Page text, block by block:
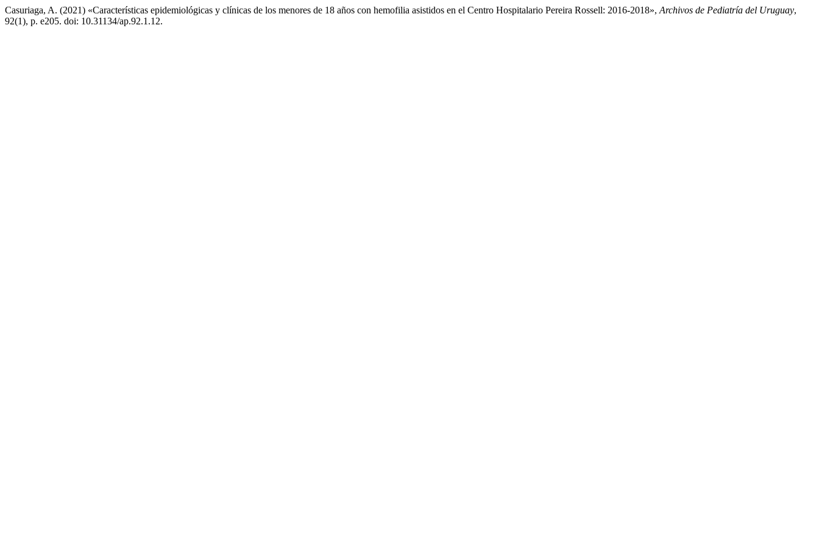
Casuriaga, A. (2021) «Características epidemiológicas y clínicas de los menores de 18 años con hemofilia asistidos en el Centro Hospitalario Pereira Rossell: 2016-2018», Archivos de Pediatría del Uruguay,
92(1), p. e205. doi: 10.31134/ap.92.1.12.